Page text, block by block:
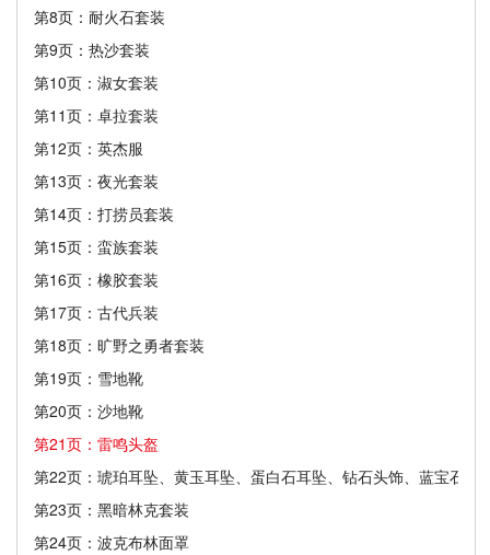
第8页：耐火石套装
第9页：热沙套装
第10页：淑女套装
第11页：卓拉套装
第12页：英杰服
第13页：夜光套装
第14页：打捞员套装
第15页：蛮族套装
第16页：橡胶套装
第17页：古代兵装
第18页：旷野之勇者套装
第19页：雪地靴
第20页：沙地靴
第21页：雷鸣头盔
第22页：琥珀耳坠、黄玉耳坠、蛋白石耳坠、钻石头饰、蓝宝石头
第23页：黑暗林克套装
第24页：波克布林面罩